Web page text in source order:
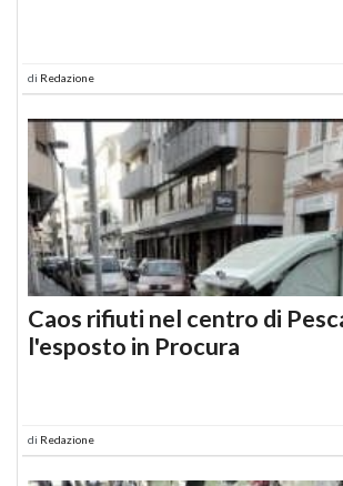
di Redazione
Caos rifiuti nel centro di
l'esposto in Procura
di Redazione